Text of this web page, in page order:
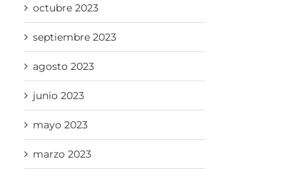
octubre 2023
septiembre 2023
agosto 2023
junio 2023
mayo 2023
marzo 2023